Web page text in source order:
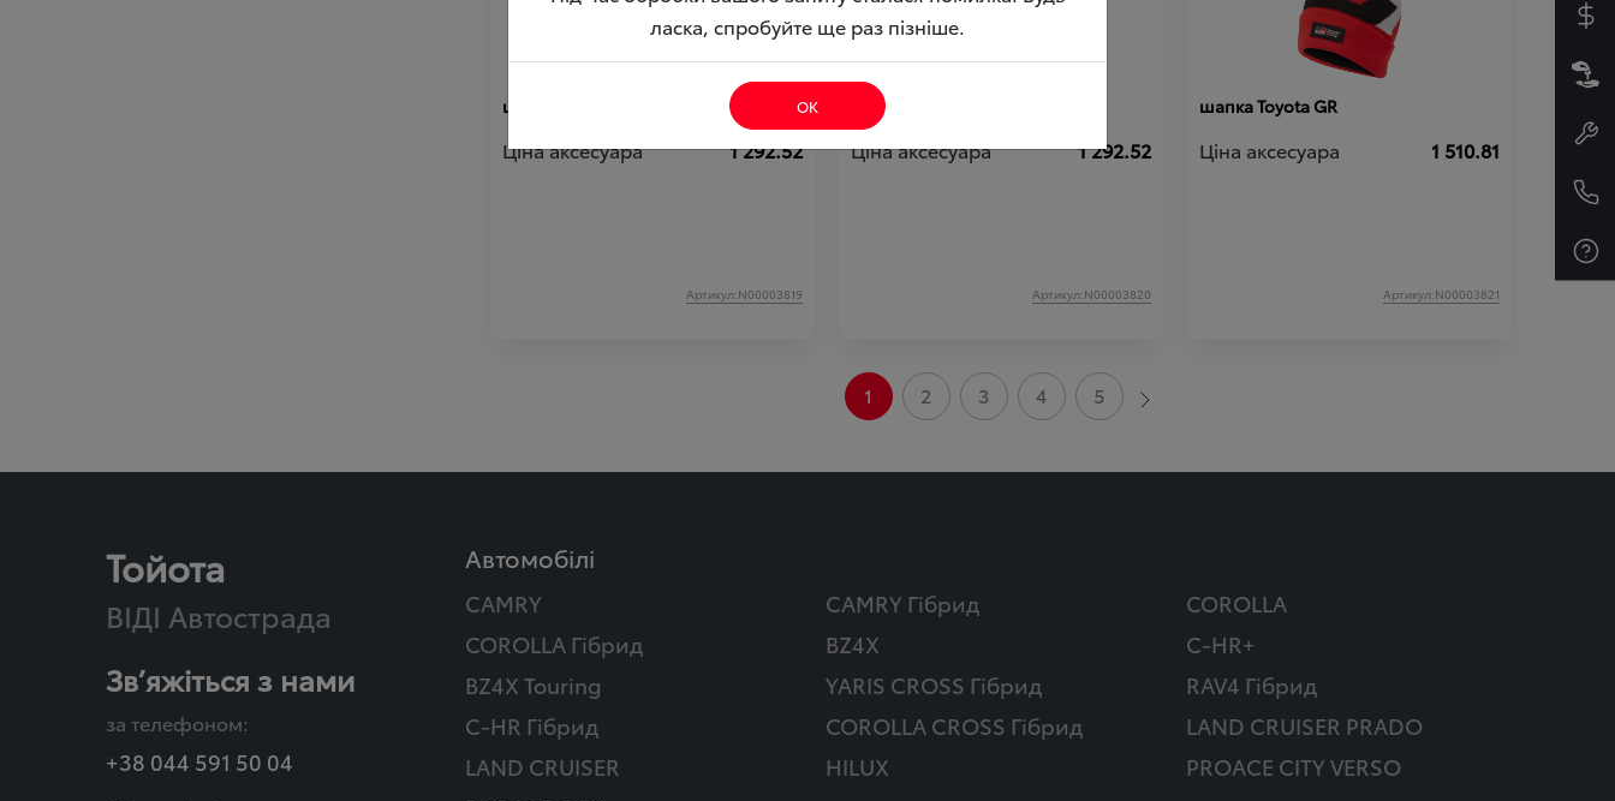
шарфToyota GR
Ціна аксесуара 1 292.52
Артикул:N00003819
шапка Toyota GR
Ціна аксесуара 1 292.52
Артикул:N00003820
шапка Toyota GR
Ціна аксесуара 1 510.81
Артикул:N00003821
1 2 3 4 5
Тойота
ВІДІ Автострада
Зв’яжіться з нами
за телефоном:
+38 044 591 50 04
Автомобілі
CAMRY CAMRY Гібрид
COROLLA
COROLLA Гібрид
BZ4X
C-HR+
BZ4X Touring
YARIS CROSS Гібрид
RAV4 Гібрид
C-HR Гібрид
COROLLA CROSS Гібрид
LAND CRUISER PRADO
LAND CRUISER
HILUX
PROACE CITY VERSO
ласка, спробуйте ще раз пізніше.
ОК